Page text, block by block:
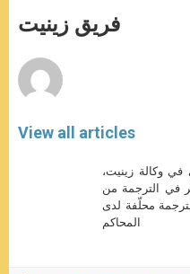
p
p
g
e
o
k
فريق زينيت
View all articles
وكالة زينيت،
في الترجمة من
محلّفة لدى
المحاكم